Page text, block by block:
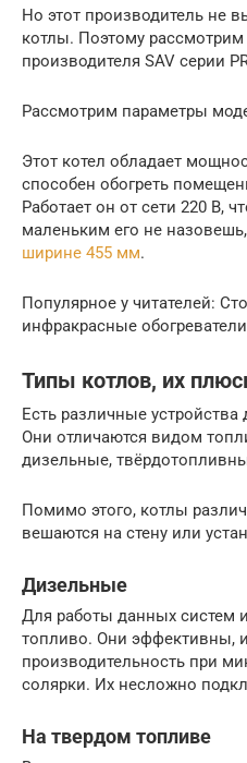
Но этот производитель не
котлы. Поэтому
производителя SAV серии
Рассмотрим параметры
Этот котел обладает
способен обогреть
Работает он от сети 220 В,
маленьким его не
ширине 455 мм.
Популярное у читателей:
инфракрасные
Типы котлов, их
Есть различные устройства
Они отличаются видом
дизельные,
Помимо этого, котлы
вешаются на стену или
Дизельные
Для работы данных систем
топливо. Они эффективны,
производительность при
солярки. Их несложно
На твердом топливе